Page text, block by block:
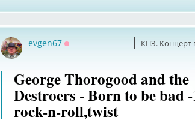
КПЗ. Концерт
evgen67
George Thorogood and the
Destroers - Born to be bad
rock-n-roll,twist